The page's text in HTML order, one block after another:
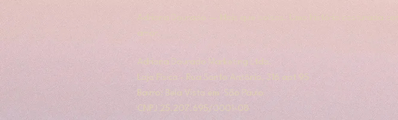
Adriana Dourado — Mais que bolsas. Uma história costurada com
amor.
​​Adriana Dourado Marketing Ltda.
Loja Física - Rua Santo Antônio, 316 apt 95
Bairro: Bela Vista em São Paulo
​CNPJ 25.207.695/0001-08